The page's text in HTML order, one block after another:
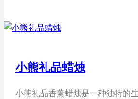
香
烛
小熊礼品蜡烛
小熊礼品香薰蜡烛是一种独特的